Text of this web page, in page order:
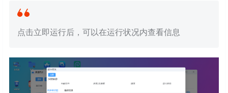
点击立即运行后，可以在运行状况内查看信息